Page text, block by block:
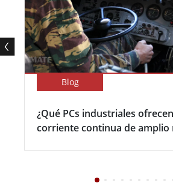
Blog
¿Qué PCs industriales
corriente continua de amplio